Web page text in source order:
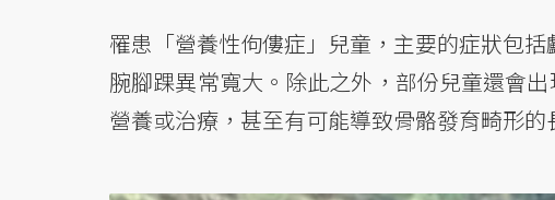
罹患「營養性佝僂症」兒童，主要的症狀包
腕腳踝異常寬大。除此之外，部份兒童還會
營養或治療，甚至有可能導致骨骼發育畸形的